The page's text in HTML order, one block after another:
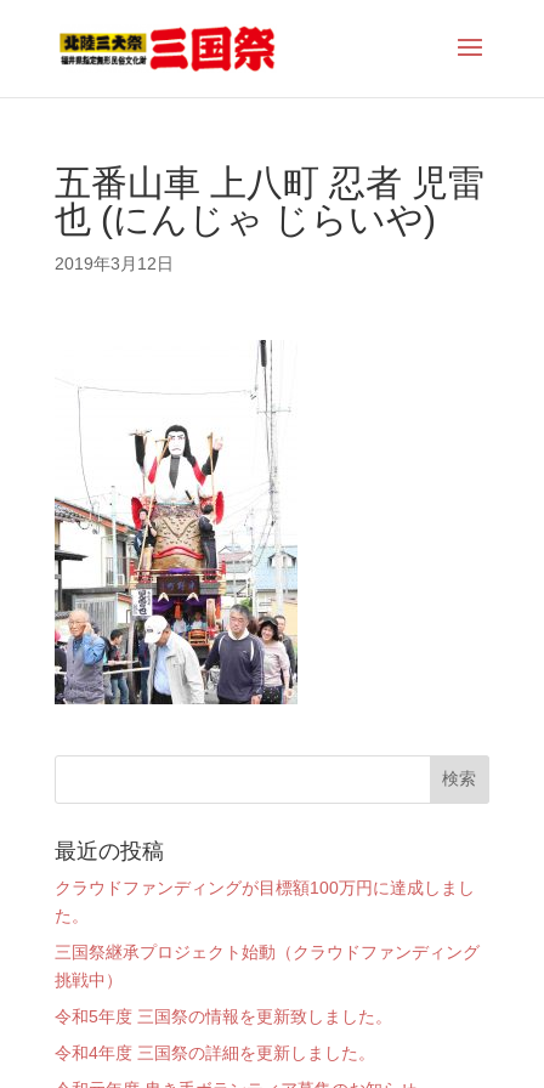
五番山車 上八町 忍者 児雷
也 (にんじゃ じらいや)
2019年3月12日
最近の投稿
クラウドファンディングが目標額100万円に達成しまし
た。
三国祭継承プロジェクト始動（クラウドファンディング
挑戦中）
令和5年度 三国祭の情報を更新致しました。
令和4年度 三国祭の詳細を更新しました。